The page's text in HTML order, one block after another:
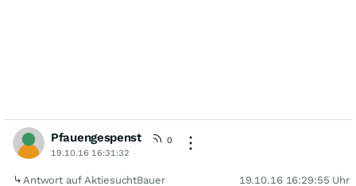
Pfauengespenst
0
19.10.16 16:31:32
Antwort auf AktiesuchtBauer 19.10.16 16:29:55 Uhr